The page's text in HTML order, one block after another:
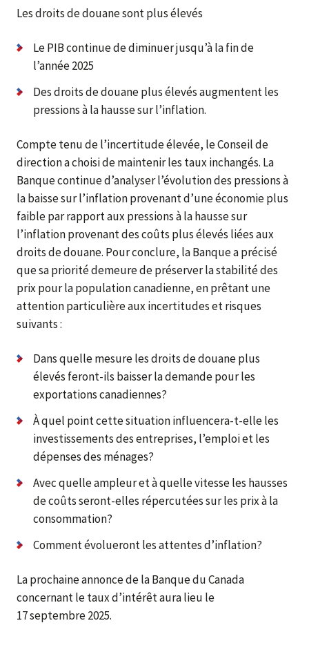
Les droits de douane sont plus élevés
Le PIB continue de diminuer jusqu’à la fin de
l’année 2025
Des droits de douane plus élevés augmentent les
pressions à la hausse sur l’inflation.
Compte tenu de l’incertitude élevée, le Conseil de
direction a choisi de maintenir les taux inchangés. La
Banque continue d’analyser l’évolution des pressions à
la baisse sur l’inflation provenant d’une économie plus
faible par rapport aux pressions à la hausse sur
l’inflation provenant des coûts plus élevés liées aux
droits de douane. Pour conclure, la Banque a précisé
que sa priorité demeure de préserver la stabilité des
prix pour la population canadienne, en prêtant une
attention particulière aux incertitudes et risques
suivants :
Dans quelle mesure les droits de douane plus
élevés feront-ils baisser la demande pour les
exportations canadiennes?
À quel point cette situation influencera-t-elle les
investissements des entreprises, l’emploi et les
dépenses des ménages?
Avec quelle ampleur et à quelle vitesse les hausses
de coûts seront-elles répercutées sur les prix à la
consommation?
Comment évolueront les attentes d’inflation?
La prochaine annonce de la Banque du Canada
concernant le taux d’intérêt aura lieu le
17 septembre 2025.